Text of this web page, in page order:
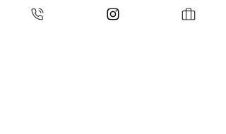
Saint tropez